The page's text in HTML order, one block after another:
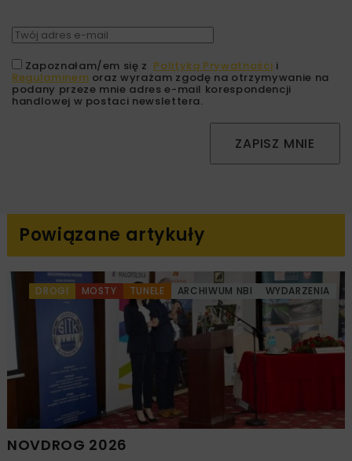
Zapoznałam/em się z Polityką Prywatności i
Regulaminem oraz wyrażam zgodę na otrzymywanie na
podany przeze mnie adres e-mail korespondencji
handlowej w postaci newslettera.
ZAPISZ MNIE
Powiązane artykuły
DROGI MOSTY TUNELE ARCHIWUM NBI WYDARZENIA
NOVDROG 2026